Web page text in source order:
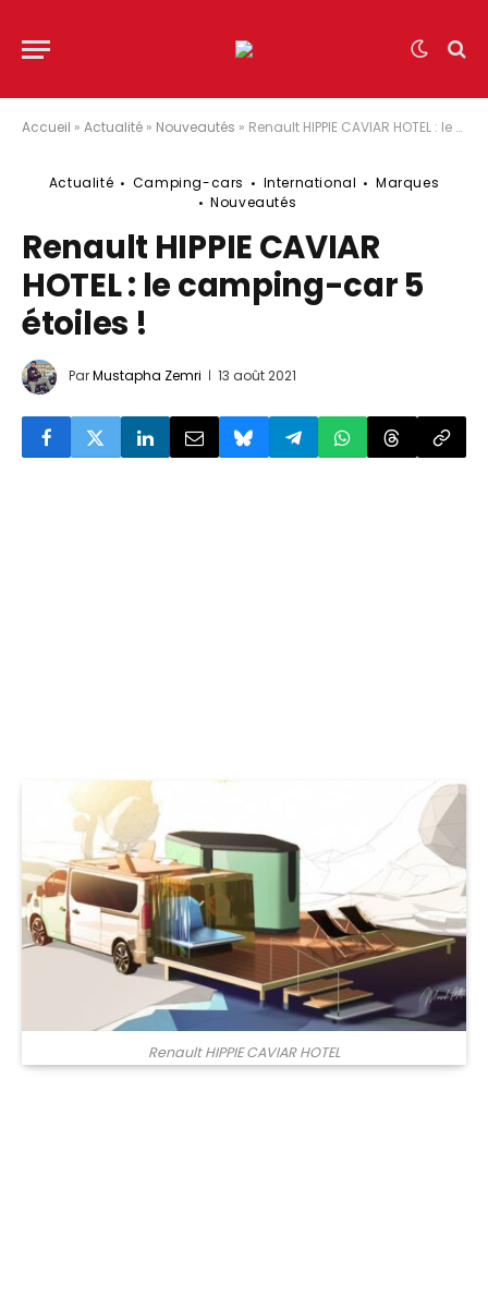
Accueil » Actualité » Nouveautés » Renault HIPPIE CAVIAR HOTEL : le camping-car 5 étoiles !
Actualité Camping-cars International
Marques
Nouveautés
Renault HIPPIE CAVIAR
HOTEL : le camping-car 5
étoiles !
ParMustapha Zemri 13 août 2021
Renault HIPPIE CAVIAR HOTEL